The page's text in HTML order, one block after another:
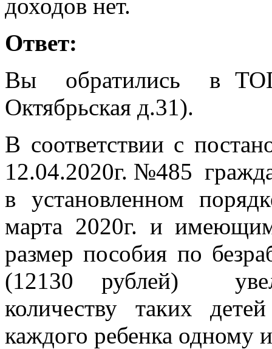
доходов нет.
Ответ:
Вы обратились в
Октябрьская д.31).
В соответствии с
12.04.2020г. №485
в установленном
марта 2020г. и
размер пособия по
(12130 рублей)
количеству таких
каждого ребенка одному